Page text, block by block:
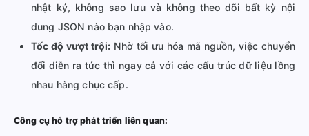
nhật ký, không sao lưu và không theo dõi bất kỳ nội
dung JSON nào bạn nhập vào.
Tốc độ vượt trội: Nhờ tối ưu hóa mã nguồn, việc chuyển
đổi diễn ra tức thì ngay cả với các cấu trúc dữ liệu lồng
nhau hàng chục cấp.
Công cụ hỗ trợ phát triển liên quan: